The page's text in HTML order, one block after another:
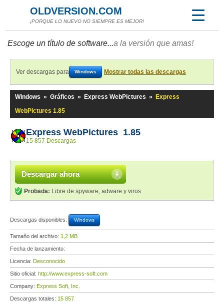
OLDVERSION.COM
¡PORQUE LO NUEVO NO SIEMPRE ES MEJOR!
Escoge un título de software...a la versión que amas!
Ver descargas para Windows Mostrar todas las descargas
Windows » Gráficos » Express WebPictures »
Express
WebPictures 1.85
Express WebPictures 1.85
15 857 Descargas
Descargar ahora
Probada: Libre de spyware, adware y virus
Descargas disponibles: Windows
Tamaño del archivo: 1,2 MB
Fecha de lanzamiento:
Licencia: Desconocido
Sitio oficial: http://www.express-soft.com
Company: Express Soft, Inc.
Descargas totales: 15 857